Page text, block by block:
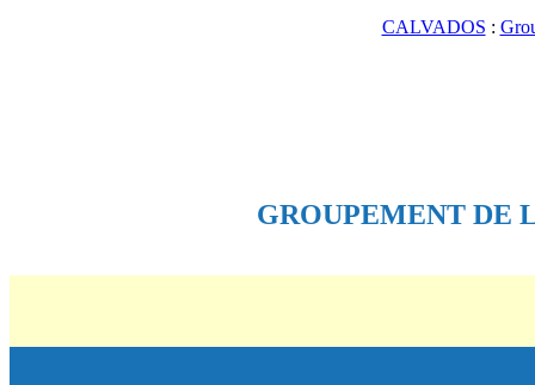
CALVADOS :
GROUPEMENT DE